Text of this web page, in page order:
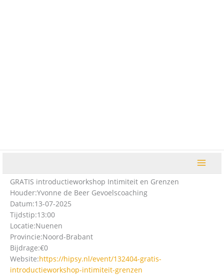
GRATIS introductieworkshop Intimiteit en Grenzen
Houder:Yvonne de Beer Gevoelscoaching
Datum:13-07-2025
Tijdstip:13:00
Locatie:Nuenen
Provincie:Noord-Brabant
Bijdrage:€0
Website:https://hipsy.nl/event/132404-gratis-
introductieworkshop-intimiteit-grenzen